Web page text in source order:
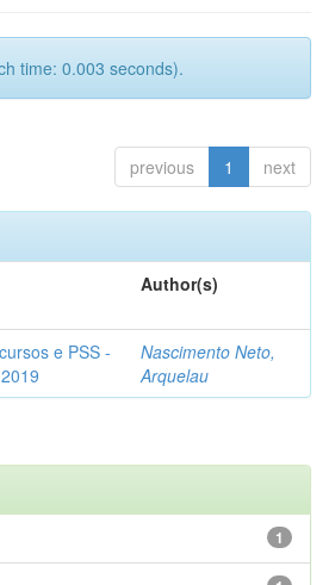
time: 0.003 seconds).
previous 1 next
Author(s)
e PSS -
Nascimento Neto,
Arquelau
1